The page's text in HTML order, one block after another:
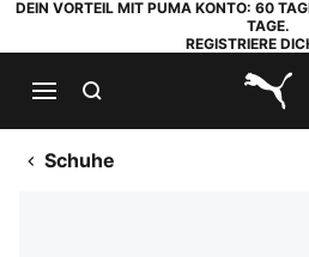
DEIN VORTEIL MIT PUMA KONTO: 60
TAGE.
REGISTRIERE
Schuhe